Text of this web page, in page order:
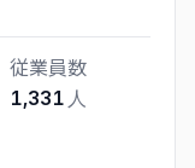
従業員数
1,331 人